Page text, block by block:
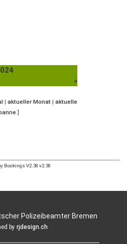
»
| aktueller Monat | aktuelle
]
Bookings V2.38 v2.38
Polizeibeamter Bremen
by rjdesign.ch